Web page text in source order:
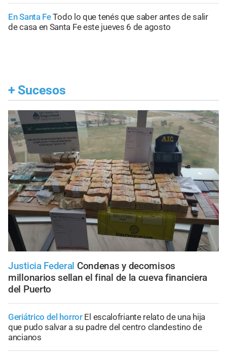
En Santa FeTodo lo que tenés que saber antes de salir
de casa en Santa Fe este jueves 6 de agosto
+ Sucesos
Justicia Federal Condenas y decomisos
millonarios sellan el final de la cueva financiera
del Puerto
Geriátrico del horror El escalofriante relato de una hija
que pudo salvar a su padre del centro clandestino de
ancianos